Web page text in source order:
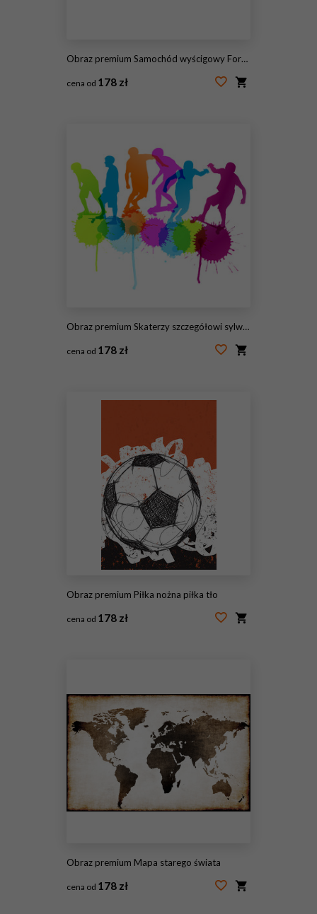
Obraz premium Samochód wyścigowy Formuły. Czerwona abstrakcjonistyczna geometryczna wektorowa ilustracja.
cena od 178 zł
Obraz premium Skaterzy szczegółowi sylwetki wektoru tła pojęcia dowcip
cena od 178 zł
Obraz premium Piłka nożna piłka tło
cena od 178 zł
Obraz premium Mapa starego świata
cena od 178 zł